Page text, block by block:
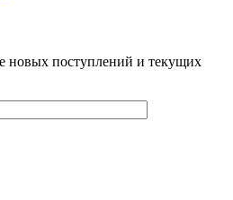
новых поступлений и текущих